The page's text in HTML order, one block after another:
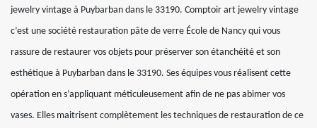
jewelry vintage à Puybarban dans le 33190. Comptoir art jewelry vintage
c’est une société restauration pâte de verre École de Nancy qui vous
rassure de restaurer vos objets pour préserver son étanchéité et son
esthétique à Puybarban dans le 33190. Ses équipes vous réalisent cette
opération en s’appliquant méticuleusement afin de ne pas abimer vos
vases. Elles maitrisent complètement les techniques de restauration de ce